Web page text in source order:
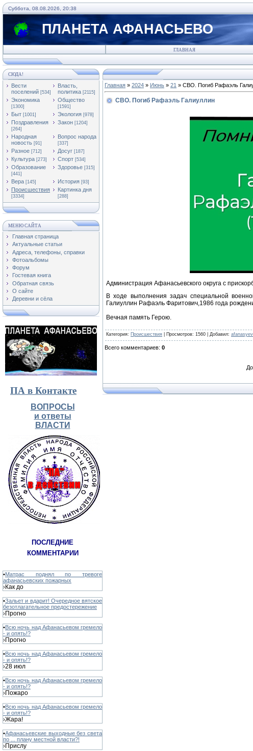
Суббота, 08.08.2026, 20:38
ПЛАНЕТА АФАНАСЬЕВО
ГЛАВНАЯ
СЮДА!
Вести
поселений [534]
Власть,
политика [2115]
Экономика
[1300]
Общество
[1591]
Быт [1001] Экология [978]
Поздравления
[264]
Закон [1204]
Народная
новость [91]
Вопрос народа
[337]
Разное [712] Досуг [187]
Культура [273] Спорт [534]
Образование
[441]
Здоровье [315]
Вера [145] История [93]
Происшествия
[3334]
Картинка дня
[288]
МЕНЮ САЙТА
Главная страница
Актуальные статьи
Адреса, телефоны, справки
Фотоальбомы
Форум
Гостевая книга
Обратная связь
О сайте
Деревни и сёла
ПА в Контакте
ВОПРОСЫ
и ответы
ВЛАСТИ
ПОСЛЕДНИЕ
КОММЕНТАРИИ
•Матрас поднял по тревоге
афанасьевских пожарных
›Как до
•Зальет и вдарит! Очередное вятское
безотлагательное предостережение
›Прогно
•Всю ночь над Афанасьевом гремело
- и опять!?
›Прогно
•Всю ночь над Афанасьевом гремело
- и опять!?
›28 июл
•Всю ночь над Афанасьевом гремело
- и опять!?
›Пожаро
•Всю ночь над Афанасьевом гремело
- и опять!?
›Жара!
•Афанасьевские выходные без света
по ... плану местной власти?!
›Прислу
Главная » 2024 » Июнь » 21 » СВО. Погиб Рафаэль
СВО. Погиб Рафаэль Галиуллин
Администрация Афанасьевского округа с
В ходе выполнения задач специальной
Галиуллин Рафаэль Фаритович,1986 года
Вечная память Герою.
Категория: Происшествия Просмотров: 1560 | Добавил:
Всего комментариев: 0